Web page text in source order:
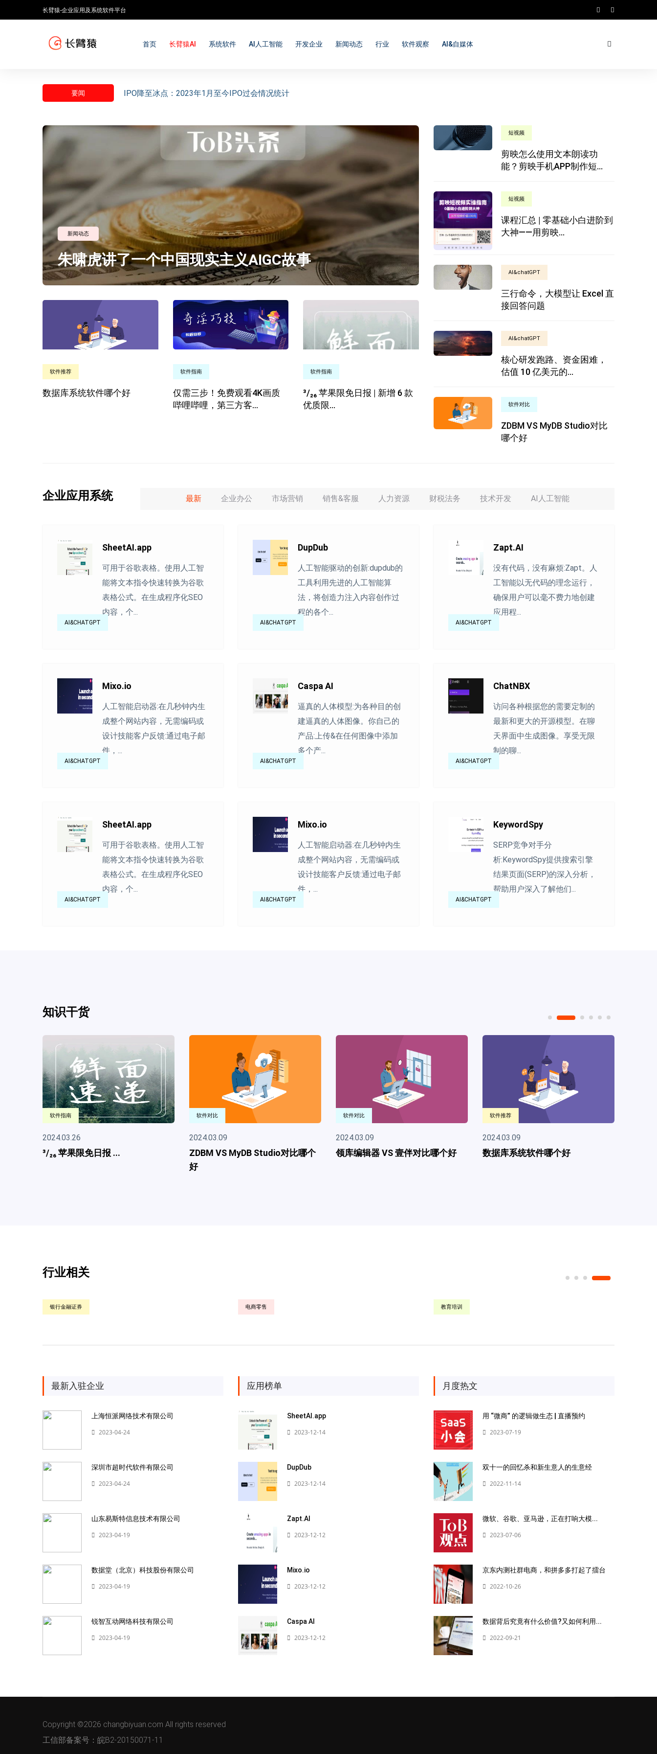
长臂猿-企业应用及系统软件平台
首页 长臂猿AI 系统软件 AI人工智能 开发企业 新闻动态 行业 软件观察 AI&自媒体
要闻 IPO降至冰点：2023年1月至今IPO过会情况统计
新闻动态
朱啸虎讲了一个中国现实主义AIGC故事
软件推荐
数据库系统软件哪个好
软件指南
仅需三步！免费观看4K画质
哔哩哔哩，第三方客...
软件指南
³/₂₆ 苹果限免日报 | 新增 6 款
优质限...
短视频
剪映怎么使用文本朗读功
能？剪映手机APP制作短...
短视频
课程汇总 | 零基础小白进阶到
大神——用剪映...
AI&chatGPT
三行命令，大模型让 Excel 直
接回答问题
AI&chatGPT
核心研发跑路、资金困难，
估值 10 亿美元的...
软件对比
ZDBM VS MyDB Studio对比
哪个好
企业应用系统 最新 企业办公 市场营销 销售&客服 人力资源 财税法务 技术开发 AI人工智能
SheetAI.app
可用于谷歌表格。使用人工智
能将文本指令快速转换为谷歌
表格公式。在生成程序化SEO
内容，个...
AI&CHATGPT
DupDub
人工智能驱动的创新:dupdub的
工具利用先进的人工智能算
法，将创造力注入内容创作过
程的各个...
AI&CHATGPT
Zapt.AI
没有代码，没有麻烦:Zapt。人
工智能以无代码的理念运行，
确保用户可以毫不费力地创建
应用程...
AI&CHATGPT
Mixo.io
人工智能启动器:在几秒钟内生
成整个网站内容，无需编码或
设计技能客户反馈:通过电子邮
件，...
AI&CHATGPT
Caspa AI
逼真的人体模型:为各种目的创
建逼真的人体图像。你自己的
产品:上传&在任何图像中添加
多个产...
AI&CHATGPT
ChatNBX
访问各种根据您的需要定制的
最新和更大的开源模型。在聊
天界面中生成图像。享受无限
制的聊...
AI&CHATGPT
SheetAI.app
可用于谷歌表格。使用人工智
能将文本指令快速转换为谷歌
表格公式。在生成程序化SEO
内容，个...
AI&CHATGPT
Mixo.io
人工智能启动器:在几秒钟内生
成整个网站内容，无需编码或
设计技能客户反馈:通过电子邮
件，...
AI&CHATGPT
KeywordSpy
SERP竞争对手分
析:KeywordSpy提供搜索引擎
结果页面(SERP)的深入分析，
帮助用户深入了解他们...
AI&CHATGPT
知识干货
软件对比
2024.03.09
ZDBM VS MyDB Studio对比哪个
2024.03.09
领库编辑器 VS 壹伴对比哪个好
2024.03.09
数据库系统软件哪个好
2024.03.09
排版工具系统软件有哪些
行业相关
最新入驻企业
上海恒派网络技术有限公司
2023-04-24
深圳市超时代软件有限公司
2023-04-24
山东易斯特信息技术有限公司
2023-04-19
数据堂（北京）科技股份有限公司
2023-04-19
锐智互动网络科技有限公司
2023-04-19
应用榜单
SheetAI.app
2023-12-14
DupDub
2023-12-14
Zapt.AI
2023-12-12
Mixo.io
2023-12-12
Caspa AI
2023-12-12
月度热文
用 “微商” 的逻辑做生态 | 直播预约
2023-07-19
双十一的回忆杀和新生意人的生意经
2022-11-14
微软、谷歌、亚马逊，正在打响大模...
2023-07-06
京东内测社群电商，和拼多多打起了擂台
2022-10-26
数据背后究竟有什么价值?又如何利用...
2022-09-21
Copyright ©2026 changbiyuan.com All rights reserved
工信部备案号：皖B2-20150071-11